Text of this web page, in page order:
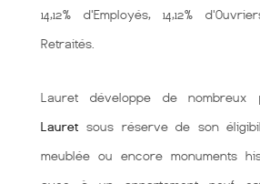
14,12% d'Employés, 14,12%
Retraités.
Lauret développe de nombreux
Lauret sous réserve de son
meublée ou encore monuments